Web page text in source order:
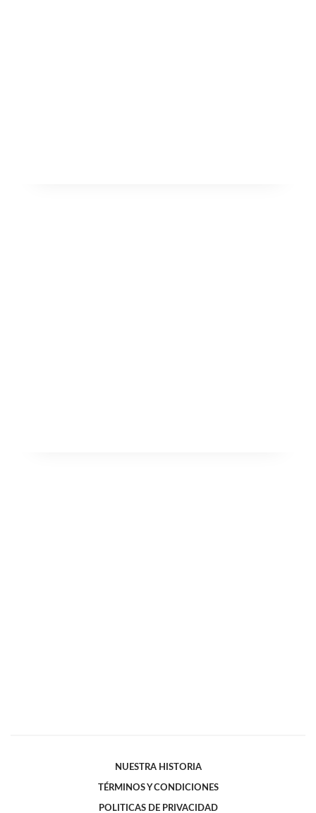
NUESTRA HISTORIA
TÉRMINOS Y CONDICIONES
POLITICAS DE PRIVACIDAD